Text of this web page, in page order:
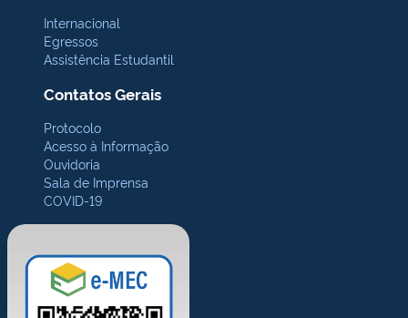
Internacional
Egressos
Assistência Estudantil
Contatos Gerais
Protocolo
Acesso à Informação
Ouvidoria
Sala de Imprensa
COVID-19